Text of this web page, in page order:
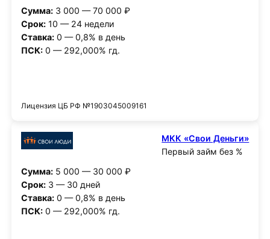
Сумма:3 000 — 70 000 ₽
Срок:10 — 24 недели
Ставка:0 — 0,8% в день
ПСК:0 — 292,000% гд.
Лицензия ЦБ РФ №1903045009161
МКК «Свои Деньги»
Первый займ без %
Сумма:5 000 — 30 000 ₽
Срок:3 — 30 дней
Ставка:0 — 0,8% в день
ПСК:0 — 292,000% гд.